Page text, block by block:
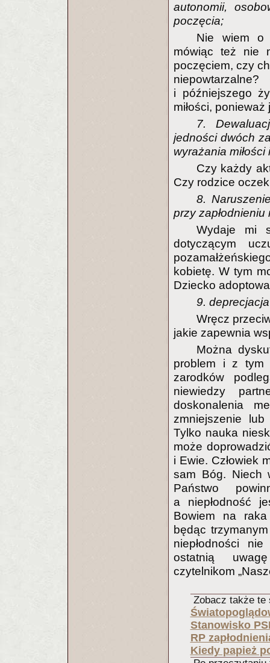
autonomii,
poczęcia;
Nie wiem o
mówiąc też nie
poczęciem, czy
i późniejszego
miłości, ponieważ
7.
jedności dwóch
wyrażania
Czy każdy
Czy rodzice
8.
przy
Wydaje mi
dotyczącym
kobietę. W tym
Dziecko
9.
Wręcz
jakie zapewnia
Można
problem i z tym
zarodków
niewiedzy
doskonalenia
zmniejszenie lub
Tylko nauka
może
i Ewie. Człowiek
sam Bóg. Niech
Państwo
a niepłodność
Bowiem na
będąc
niepłodności
ostatnią
czytelnikom
Zobacz także te
Stanowisko
RP
Kiedy papież